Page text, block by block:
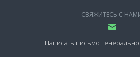
СВЯЖИТЕСЬ С
Написать письмо